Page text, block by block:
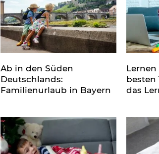
Ab in den Süden
Deutschlands:
Familienurlaub in Bayern
Lernen
besten
das